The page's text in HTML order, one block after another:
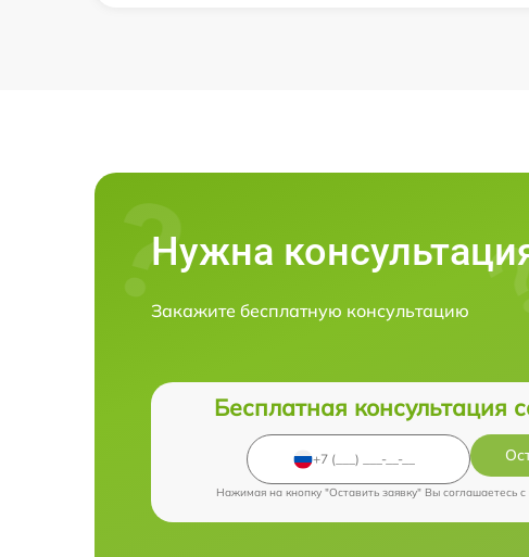
Нужна
Закажите бесплатную консультацию
Бесплатная консультация
Нажимая на кнопку "Оставить заявку" Вы соглашаетесь c